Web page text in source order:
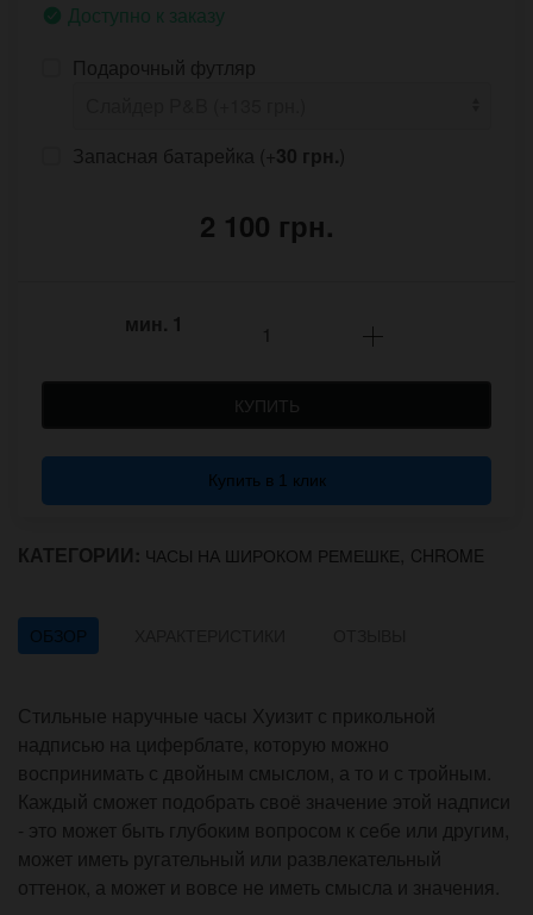
Доступно к заказу
Подарочный футляр
Запасная батарейка (+30 грн.)
2 100 грн.
мин. 1
КУПИТЬ
Купить в 1 клик
КАТЕГОРИИ: ЧАСЫ НА ШИРОКОМ РЕМЕШКЕ, CHROME
ОБЗОР
Стильные наручные часы Хуизит с прикольной
надписью на циферблате, которую можно
воспринимать с двойным смыслом, а то и с тройным.
Каждый сможет подобрать своё значение этой надписи
- это может быть глубоким вопросом к себе или другим,
может иметь ругательный или развлекательный
оттенок, а может и вовсе не иметь смысла и значения.